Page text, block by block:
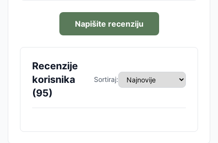
Napišite recenziju
Recenzije
korisnika
(95)
Sortiraj: